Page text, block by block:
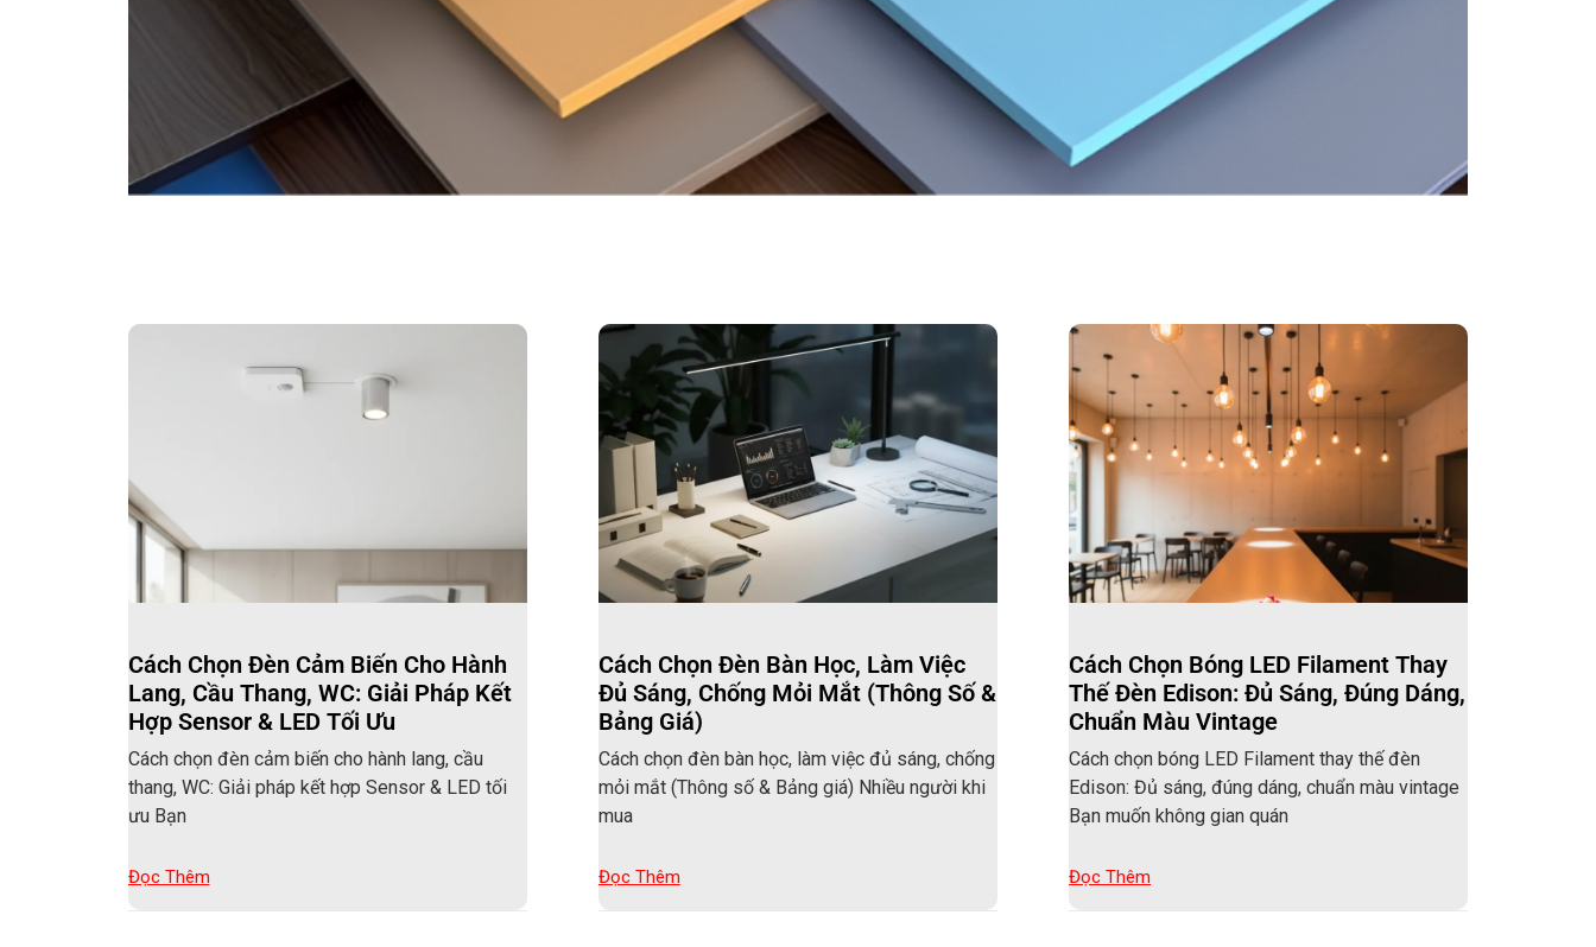
Cách Chọn Đèn Cảm Biến Cho Hành
Lang, Cầu Thang, WC: Giải Pháp Kết
Hợp Sensor & LED Tối Ưu
Cách chọn đèn cảm biến cho hành lang, cầu
thang, WC: Giải pháp kết hợp Sensor & LED tối
ưu Bạn
Đọc Thêm
Cách Chọn Đèn Bàn Học, Làm Việc
Đủ Sáng, Chống Mỏi Mắt (Thông Số &
Bảng Giá)
Cách chọn đèn bàn học, làm việc đủ sáng, chống
mỏi mắt (Thông số & Bảng giá) Nhiều người khi
mua
Đọc Thêm
Cách Chọn Bóng LED Filament Thay
Thế Đèn Edison: Đủ Sáng, Đúng Dáng,
Chuẩn Màu Vintage
Cách chọn bóng LED Filament thay thế đèn
Edison: Đủ sáng, đúng dáng, chuẩn màu vintage
Bạn muốn không gian quán
Đọc Thêm